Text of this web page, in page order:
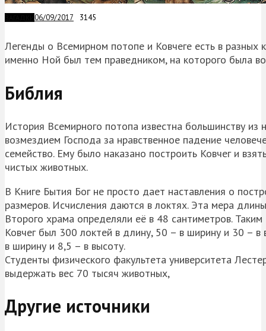
06/09/2017 3145
Легенды о Всемирном потопе и Ковчеге есть в разных
именно Ной был тем праведником, на которого была
Библия
История Всемирного потопа известна большинству
возмездием Господа за нравственное падение
семейство. Ему было наказано построить Ковчег и
чистых животных.
В Книге Бытия Бог не просто дает наставления о
размеров. Исчисления даются в локтях. Эта мера
Второго храма определяли её в 48 сантиметров.
Ковчег был 300 локтей в длину, 50 – в ширину и 30 –
в ширину и 8,5 – в высоту.
Студенты физического факультета университета
выдержать вес 70 тысяч животных,
Другие источники